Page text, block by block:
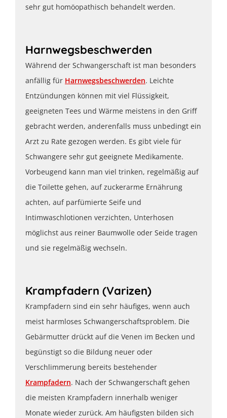
sehr gut homöopathisch behandelt werden.
Harnwegsbeschwerden
Während der Schwangerschaft ist man besonders
anfällig für Harnwegsbeschwerden. Leichte
Entzündungen können mit viel Flüssigkeit,
geeigneten Tees und Wärme meistens in den Griff
gebracht werden, anderenfalls muss unbedingt ein
Arzt zu Rate gezogen werden. Es gibt viele für
Schwangere sehr gut geeignete Medikamente.
Vorbeugend kann man viel trinken, regelmäßig auf
die Toilette gehen, auf zuckerarme Ernährung
achten, auf parfümierte Seife und
Intimwaschlotionen verzichten, Unterhosen
möglichst aus reiner Baumwolle oder Seide tragen
und sie regelmäßig wechseln.
Krampfadern (Varizen)
Krampfadern sind ein sehr häufiges, wenn auch
meist harmloses Schwangerschaftsproblem. Die
Gebärmutter drückt auf die Venen im Becken und
begünstigt so die Bildung neuer oder
Verschlimmerung bereits bestehender
Krampfadern. Nach der Schwangerschaft gehen
die meisten Krampfadern innerhalb weniger
Monate wieder zurück. Am häufigsten bilden sich